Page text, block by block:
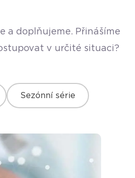
a doplňujeme. Přinášíme
v určité situaci?
Sezónní série